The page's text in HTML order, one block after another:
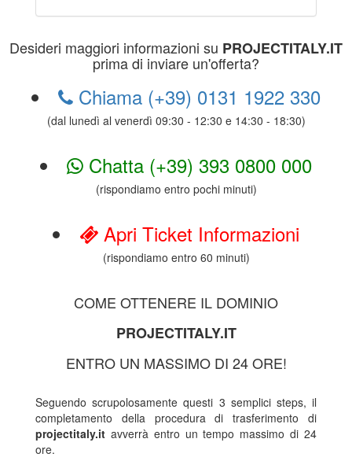
Desideri maggiori informazioni su PROJECTITALY.IT
prima di inviare un'offerta?
Chiama (+39) 0131 1922 330
(dal lunedì al venerdì 09:30 - 12:30 e 14:30 - 18:30)
Chatta (+39) 393 0800 000
(rispondiamo entro pochi minuti)
Apri Ticket Informazioni
(rispondiamo entro 60 minuti)
COME OTTENERE IL DOMINIO
PROJECTITALY.IT
ENTRO UN MASSIMO DI 24 ORE!
Seguendo scrupolosamente questi 3 semplici steps, il
completamento della procedura di trasferimento di
projectitaly.it avverrà entro un tempo massimo di 24
ore.